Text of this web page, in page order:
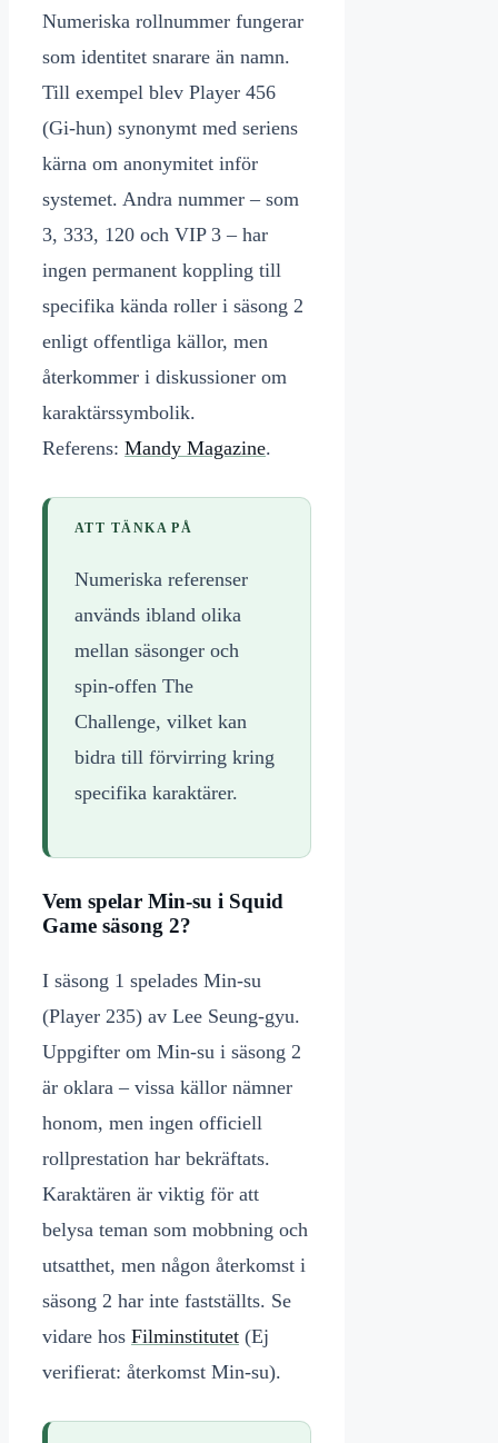
Numeriska rollnummer fungerar
som identitet snarare än namn.
Till exempel blev Player 456
(Gi-hun) synonymt med seriens
kärna om anonymitet inför
systemet. Andra nummer – som
3, 333, 120 och VIP 3 – har
ingen permanent koppling till
specifika kända roller i säsong 2
enligt offentliga källor, men
återkommer i diskussioner om
karaktärssymbolik.
Referens: Mandy Magazine.
ATT TÄNKA PÅ
Numeriska referenser
används ibland olika
mellan säsonger och
spin-offen The
Challenge, vilket kan
bidra till förvirring kring
specifika karaktärer.
Vem spelar Min-su i Squid
Game säsong 2?
I säsong 1 spelades Min-su
(Player 235) av Lee Seung-gyu.
Uppgifter om Min-su i säsong 2
är oklara – vissa källor nämner
honom, men ingen officiell
rollprestation har bekräftats.
Karaktären är viktig för att
belysa teman som mobbning och
utsatthet, men någon återkomst i
säsong 2 har inte fastställts. Se
vidare hos Filminstitutet (Ej
verifierat: återkomst Min-su).